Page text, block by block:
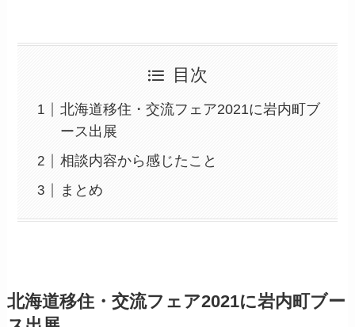
目次
北海道移住・交流フェア2021に岩内町ブ
ース出展
相談内容から感じたこと
まとめ
北海道移住・交流フェア2021に岩内町ブー